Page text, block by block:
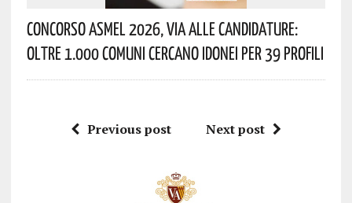
Concorso Asmel 2026, Via Alle Candidature:
Oltre 1.000 Comuni Cercano Idonei Per 39 Profili
Previous post Next post